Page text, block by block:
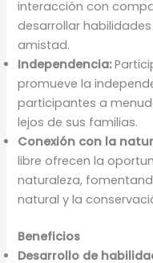
interacción con
desarrollar
amistad.
Independencia:
promueve la
participantes a
lejos de sus familias.
Conexión con la
libre ofrecen la
naturaleza,
natural y la
Beneficios
Desarrollo de